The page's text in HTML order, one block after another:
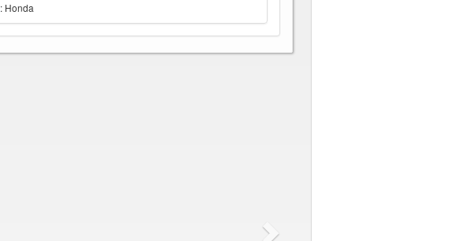
: Honda